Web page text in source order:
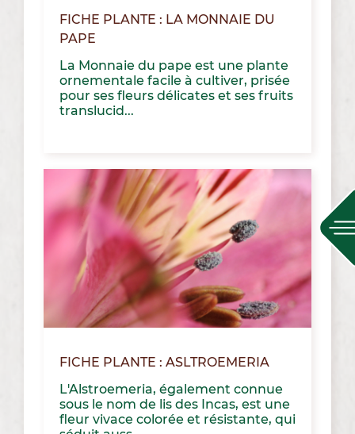
FICHE PLANTE : LA MONNAIE DU
PAPE
La Monnaie du pape est une plante
ornementale facile à cultiver, prisée
pour ses fleurs délicates et ses fruits
translucid...
FICHE PLANTE : ASLTROEMERIA
L'Alstroemeria, également connue
sous le nom de lis des Incas, est une
fleur vivace colorée et résistante, qui